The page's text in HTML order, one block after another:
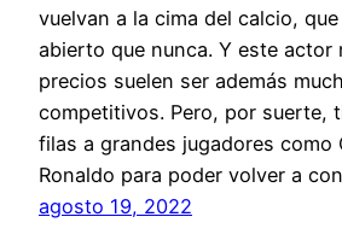
vuelvan a la cima del calcio,
abierto que nunca. Y este actor
precios suelen ser además
competitivos. Pero, por suerte,
filas a grandes jugadores como
Ronaldo para poder volver a
agosto 19, 2022